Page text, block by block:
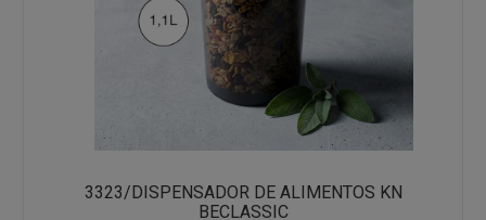
3323/DISPENSADOR DE ALIMENTOS KN
BECLASSIC